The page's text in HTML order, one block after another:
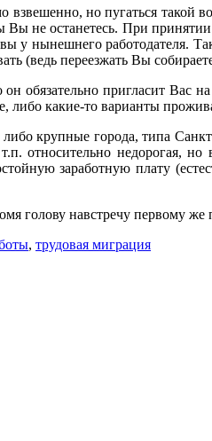
взвешенно, но пугаться
Вы не останетесь. При
у нынешнего работодателя.
(ведь переезжать Вы
обязательно пригласит Вас
либо какие-то варианты
крупные города, типа
относительно недорогая,
заработную плату
голову навстречу первому
, трудовая миграция